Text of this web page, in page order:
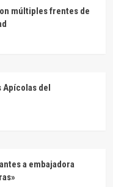
múltiples frentes de
del
a embajadora